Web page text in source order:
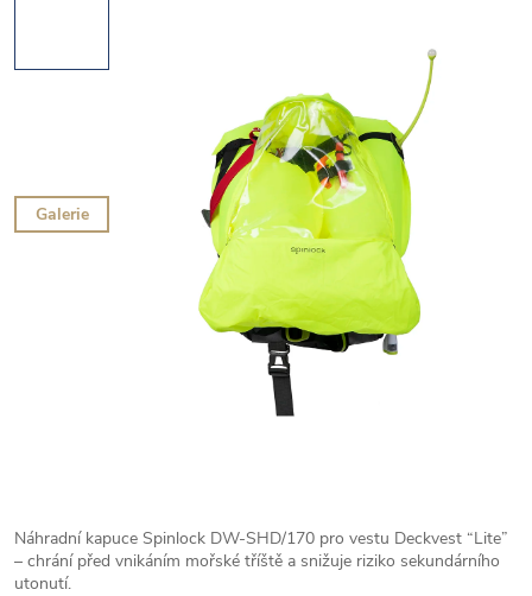
Galerie
Náhradní kapuce Spinlock DW-SHD/170 pro vestu Deckvest “Lite”
– chrání před vnikáním mořské tříště a snižuje riziko sekundárního
utonutí.